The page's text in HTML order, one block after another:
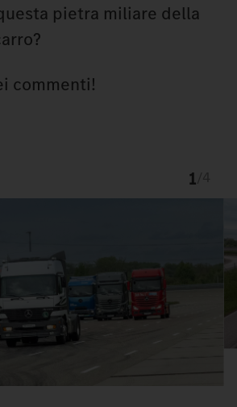
pietra miliare della
commenti!
1